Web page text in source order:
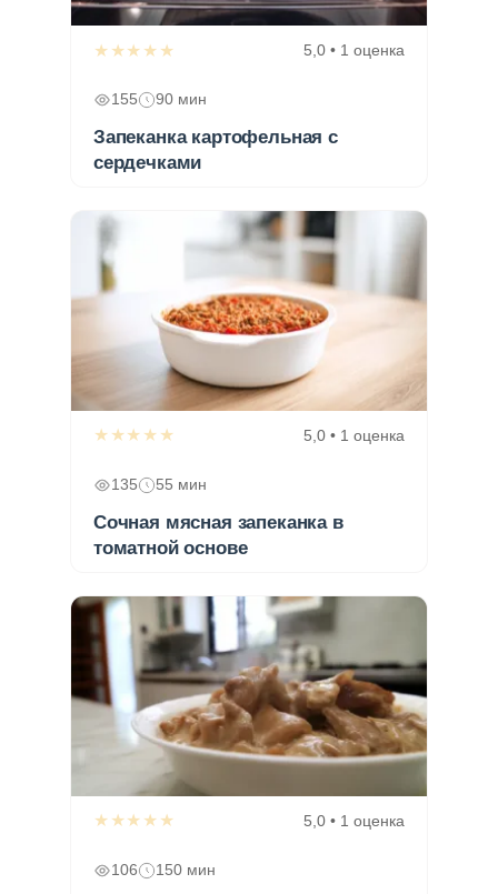
★★★★★ 5,0 • 1 оценка
155 90 мин
Запеканка картофельная с
сердечками
★★★★★ 5,0 • 1 оценка
135 55 мин
Сочная мясная запеканка в
томатной основе
★★★★★ 5,0 • 1 оценка
106 150 мин